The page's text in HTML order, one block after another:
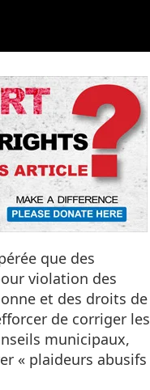
que des
violation des
et des droits de
de corriger les
municipaux,
« plaideurs abusifs